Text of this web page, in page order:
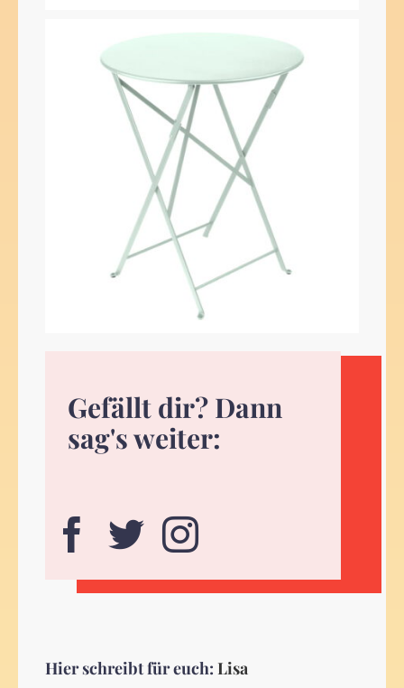
Gefällt dir? Dann
sag's weiter:
Hier schreibt für euch: Lisa